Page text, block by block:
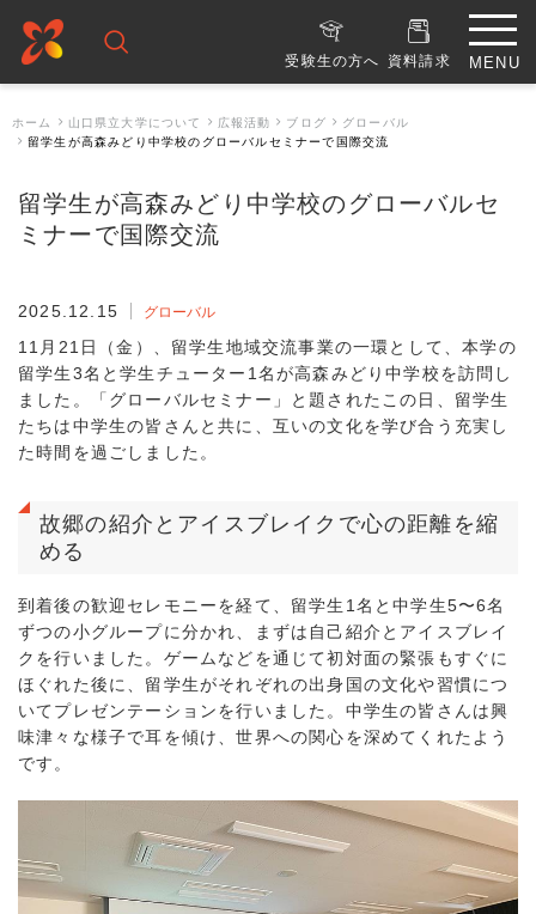
受験生の方へ 資料請求
ホーム 山口県立大学について 広報活動 ブログ
グローバル
留学生が高森みどり中学校のグローバルセミナーで国際交流
留学生が高森みどり中学校のグローバルセ
ミナーで国際交流
2025.12.15 グローバル
11月21日（金）、留学生地域交流事業の一環として、本学の
留学生3名と学生チューター1名が高森みどり中学校を訪問し
ました。「グローバルセミナー」と題されたこの日、留学生
たちは中学生の皆さんと共に、互いの文化を学び合う充実し
た時間を過ごしました。
故郷の紹介とアイスブレイクで心の距離を縮
める
到着後の歓迎セレモニーを経て、留学生1名と中学生5〜6名
ずつの小グループに分かれ、まずは自己紹介とアイスブレイ
クを行いました。ゲームなどを通じて初対面の緊張もすぐに
ほぐれた後に、留学生がそれぞれの出身国の文化や習慣につ
いてプレゼンテーションを行いました。中学生の皆さんは興
味津々な様子で耳を傾け、世界への関心を深めてくれたよう
です。